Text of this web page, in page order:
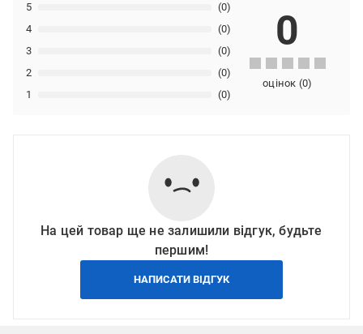
1 (0)
2 (0)
3 (0)
4 (0)
5 (0)
0
оцінок (0)
На цей товар ще не залишили відгук, будьте
першим!
НАПИСАТИ ВІДГУК